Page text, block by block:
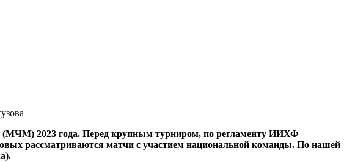
(МЧМ) 2023 года. Перед крупным турниром, по регламенту ИИХФ
рассматриваются матчи с участием национальной команды. По нашей